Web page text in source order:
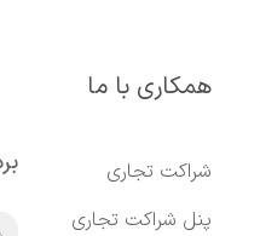
همکاری با ما
شراکت تجاری
پنل شراکت تجاری